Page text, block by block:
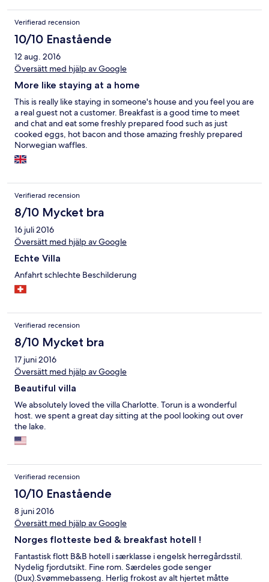
Verifierad recension
10/10 Enastående
12 aug. 2016
Översätt med hjälp av Google
More like staying at a home
This is really like staying in someone's house and you feel you are
a real guest not a customer. Breakfast is a good time to meet
and chat and eat some freshly prepared food such as just
cooked eggs, hot bacon and those amazing freshly prepared
Norwegian waffles.
Verifierad recension
8/10 Mycket bra
16 juli 2016
Översätt med hjälp av Google
Echte Villa
Anfahrt schlechte Beschilderung
Verifierad recension
8/10 Mycket bra
17 juni 2016
Översätt med hjälp av Google
Beautiful villa
We absolutely loved the villa Charlotte. Torun is a wonderful
host. we spent a great day sitting at the pool looking out over
the lake.
Verifierad recension
10/10 Enastående
8 juni 2016
Översätt med hjälp av Google
Norges flotteste bed & breakfast hotell !
Fantastisk flott B&B hotell i særklasse i engelsk herregårdsstil.
Nydelig fjordutsikt. Fine rom. Særdeles gode senger
(Dux).Svømmebasseng. Herlig frokost av alt hjertet måtte